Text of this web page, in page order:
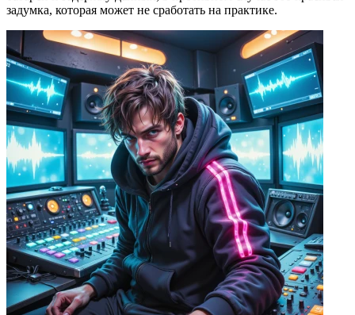
задумка, которая может не сработать на практике.